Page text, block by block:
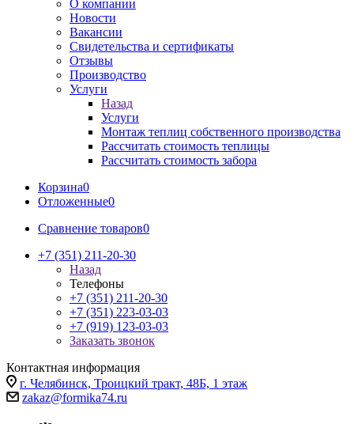
О компании
Новости
Вакансии
Свидетельства и сертификаты
Отзывы
Производство
Услуги
Назад
Услуги
Монтаж теплиц собственного производства
Рассчитать стоимость теплицы
Рассчитать стоимость забора
Корзина0
Отложенные0
Сравнение товаров0
+7 (351) 211-20-30
Назад
Телефоны
+7 (351) 211-20-30
+7 (351) 223-03-03
+7 (919) 123-03-03
Заказать звонок
Контактная информация
г. Челябинск, Троицкий тракт, 48Б, 1 этаж
zakaz@formika74.ru